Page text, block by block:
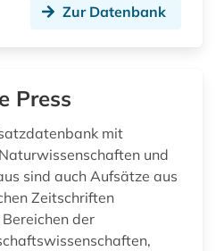
sozialwissenschaften (4)
Zur Datenbank
Press
mit
und
sind auch Aufsätze aus
Zeitschriften
der